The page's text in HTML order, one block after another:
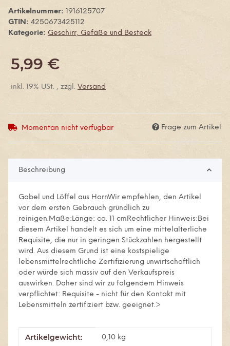
Artikelnummer:
1916125707
GTIN: 4250673425112
Kategorie: Geschirr, Gefäße und Besteck
5,99 €
inkl. 19% USt. , zzgl. Versand
Momentan nicht verfügbar Frage zum Artikel
Beschreibung
Gabel und Löffel aus HornWir empfehlen, den Artikel
vor dem ersten Gebrauch gründlich zu
reinigen.Maße:Länge: ca. 11 cmRechtlicher Hinweis:Bei
diesem Artikel handelt es sich um eine mittelalterliche
Requisite, die nur in geringen Stückzahlen hergestellt
wird. Aus diesem Grund ist eine kostspielige
lebensmittelrechtliche Zertifizierung unwirtschaftlich
oder würde sich massiv auf den Verkaufspreis
auswirken. Daher sind wir zu folgendem Hinweis
verpflichtet: Requisite - nicht für den Kontakt mit
Lebensmitteln zertifiziert bzw. geeignet.>
Produkteigenschaft
Wert
Artikelgewicht: 0,10 kg